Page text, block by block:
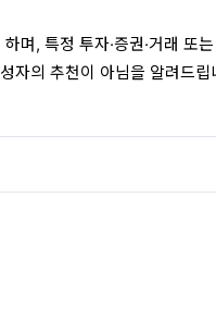
며, 특정 투자·증권·거래 또
자의 추천이 아님을 알려드립